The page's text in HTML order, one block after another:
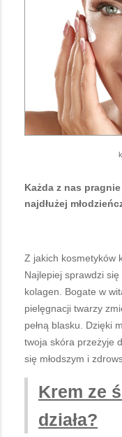
Każda z nas
najdłużej
Z jakich kosmetyków
Najlepiej sprawdzi
kolagen. Bogate w
pielęgnacji twarzy
pełną blasku. Dzięki
twoja skóra przeżyje
się młodszym i
Krem ze
działa?